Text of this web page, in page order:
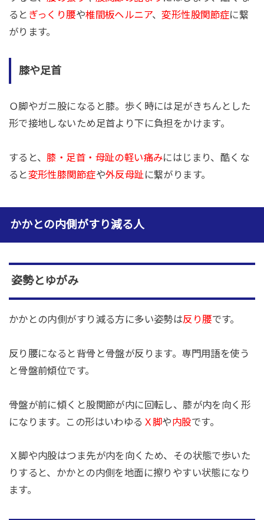
ると ぎっくり腰や椎間板ヘルニア、変形性股関節症に繋
がります。
膝や足首
Ｏ脚やガニ股になると膝。歩く時には足がきちんとした
形で接地しないため足首より下に負担をかけます。
すると、 膝・足首・母趾の軽い痛みにはじまり、酷くな
ると変形性膝関節症や外反母趾 に繋がります。
かかとの内側がすり減る人
姿勢とゆがみ
かかとの内側がすり減る方に多い姿勢は反り腰です。
反り腰になると背骨と骨盤が反ります。専門用語を使う
と骨盤前傾位です。
骨盤が前に傾くと股関節が内に回転し、膝が内を向く形
になります。この形はいわゆる Ｘ脚や内股です。
Ｘ脚や内股はつま先が内を向くため、その状態で歩いた
りすると、かかとの内側を地面に擦りやすい状態になり
ます。